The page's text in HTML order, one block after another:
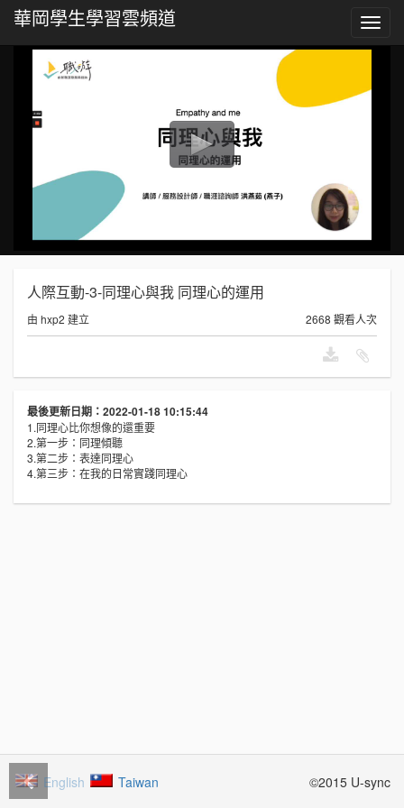
華岡學生學習雲頻道
人際互動-3-同理心與我 同理心的運用
由 hxp2 建立 2668 觀看人次
最後更新日期：2022-01-18 10:15:44
1.同理心比你想像的還重要
2.第一步：同理傾聽
3.第二步：表達同理心
4.第三步：在我的日常實踐同理心
English Taiwan ©2015 U-sync